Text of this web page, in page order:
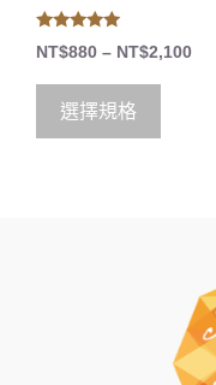
5.00
out of 5
NT$880 – NT$2,100
選擇規格